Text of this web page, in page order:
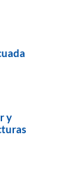
y